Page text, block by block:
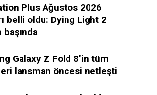
Plus Ağustos 2026
belli oldu: Dying Light 2
Galaxy Z Fold 8’in tüm
lansman öncesi netleşti